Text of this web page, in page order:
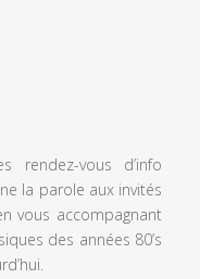
rendez-vous d’info
la parole aux invités
vous accompagnant
des années 80’s